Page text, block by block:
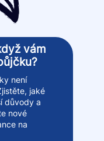
vám
není
jaké
důvody a
nové
na